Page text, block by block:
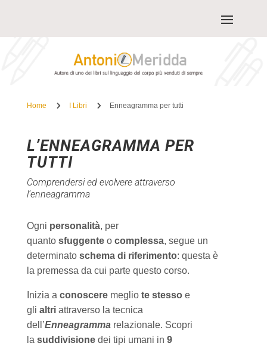
Home 5 I Libri 5 Enneagramma per tutti
L’ENNEAGRAMMA PER
TUTTI
Comprendersi ed evolvere attraverso
l’enneagramma
Ogni personalità, per
quanto sfuggente o complessa, segue un
determinato schema di riferimento: questa è
la premessa da cui parte questo corso.
Inizia a conoscere meglio te stesso e
gli altri attraverso la tecnica
dell’Enneagramma relazionale. Scopri
la suddivisione dei tipi umani in 9